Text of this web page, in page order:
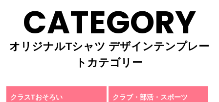
CATEGORY
オリジナルTシャツ デザインテンプレー
トカテゴリー
クラスTおそろい クラブ・部活・スポーツ